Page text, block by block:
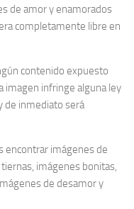
de amor y enamorados
completamente libre en
contenido expuesto
imagen infringe alguna ley
de inmediato será
encontrar imágenes de
imágenes bonitas,
de desamor y